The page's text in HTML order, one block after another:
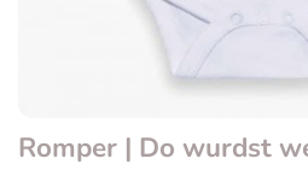
Romper | Do wurdst